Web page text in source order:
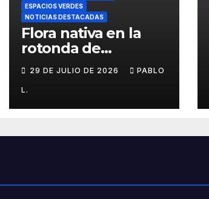
ESPACIOS VERDES
NOTICIAS DESTACADAS
Flora nativa en la
rotonda de
Agronomía
29 DE JULIO DE 2026 PABLO
L.